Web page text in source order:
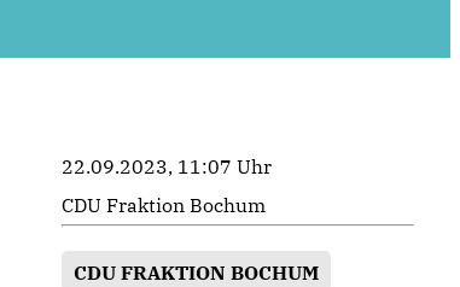
22.09.2023, 11:07 Uhr
CDU Fraktion Bochum
CDU FRAKTION BOCHUM